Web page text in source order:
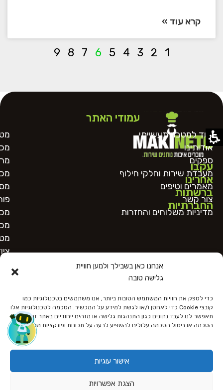
אנחנו כאן בשבילך ולמען חוויית
גלישה טובה
כדי לספק את חוויות המשתמש הטובות ביותר, אנו משתמשים בטכנולוגיות כמו
קובצי Cookie כדי לאחסן ו/או לגשת למידע על המכשיר. הסכמה לטכנולוגיות אלו
תאפשר לנו לעבד נתונים כגון התנהגות גלישה או מזהים ייחודיים באתר זה. אי
הסכמה או ביטול הסכמה עלולים להשפיע לרעה על תכונות ופונקציות מסוימות.
אישור עוגיות
הצגת אפשרויות
קרא עוד »
1
2
3
4
5
6
7
8
9
עקבו
אחרינו
ברשתות
החברתיות
עמודי האתר
ציוד למטבח תעשייתי
אודותינו
ספקים
מעבדת שירות וחלקי חילוף
מאמרים וטיפים
צור קשר
מדיניות משלוחים והחזרות
כל הזכויות שמורות
מדיניות פרטיות